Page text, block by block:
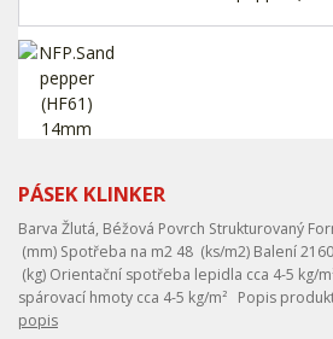
PÁSEK KLINKER
Barva Žlutá, Béžová Povrch Strukturovaný
(mm) Spotřeba na m2 48 (ks/m2) Balení
(kg) Orientační spotřeba lepidla cca 4-5 kg/
spárovací hmoty cca 4-5 kg/m² Popis
popis